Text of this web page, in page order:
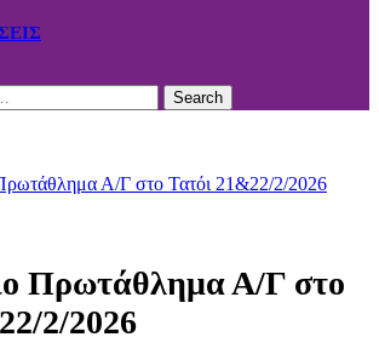
Α/Γ στο Τατόι 21&22/2/2026
Πρωτάθλημα Α/Γ στο
2/2026